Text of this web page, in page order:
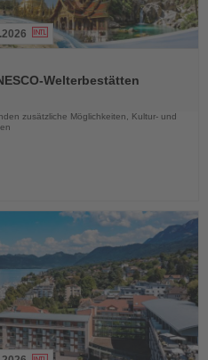
Welterbestätten
zusätzliche Möglichkeiten, Kultur- und